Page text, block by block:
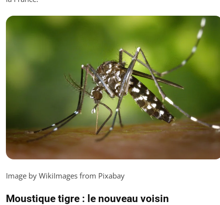
Image by WikiImages from Pixabay
Moustique tigre : le nouveau voisin